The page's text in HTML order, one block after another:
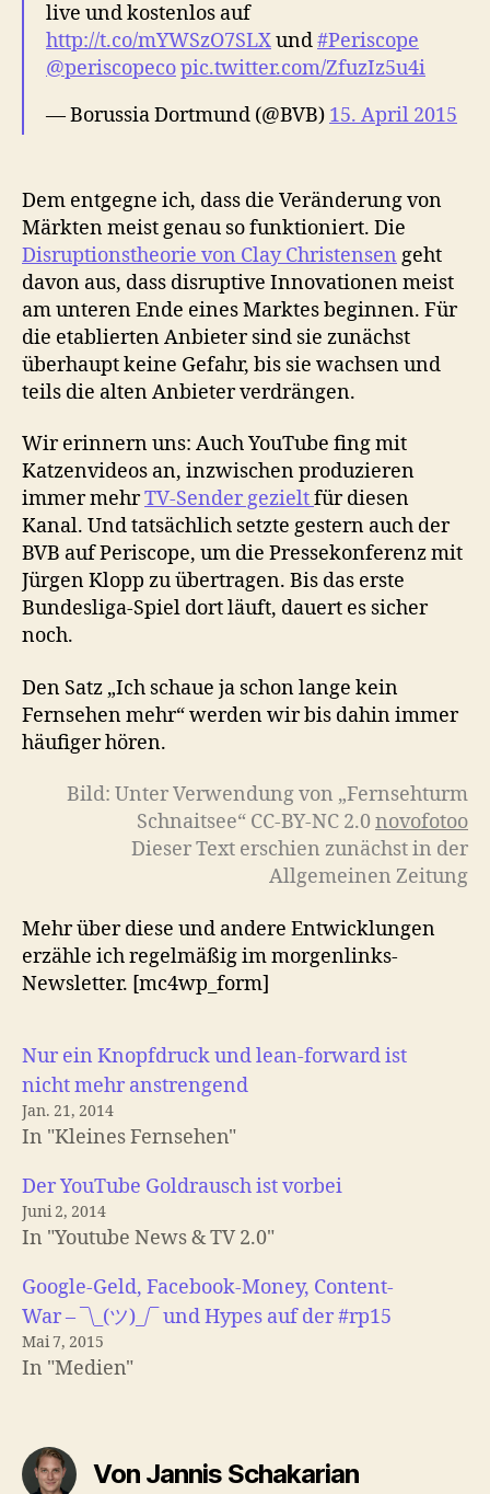
live und kostenlos auf
http://t.co/mYWSzO7SLXund#Periscope
@periscopecopic.twitter.com/ZfuzIz5u4i
— Borussia Dortmund (@BVB) 15. April 2015
Dem entgegne ich, dass die Veränderung von
Märkten meist genau so funktioniert. Die
Disruptionstheorie von Clay Christensen geht
davon aus, dass disruptive Innovationen meist
am unteren Ende eines Marktes beginnen. Für
die etablierten Anbieter sind sie zunächst
überhaupt keine Gefahr, bis sie wachsen und
teils die alten Anbieter verdrängen.
Wir erinnern uns: Auch YouTube fing mit
Katzenvideos an, inzwischen produzieren
immer mehrTV-Sender gezieltfür diesen
Kanal. Und tatsächlich setzte gestern auch der
BVB auf Periscope, um die Pressekonferenz mit
Jürgen Klopp zu übertragen. Bis das erste
Bundesliga-Spiel dort läuft, dauert es sicher
noch.
Den Satz „Ich schaue ja schon lange kein
Fernsehen mehr“ werden wir bis dahin immer
häufiger hören.
Bild: Unter Verwendung von „Fernsehturm
Schnaitsee“ CC-BY-NC 2.0novofotoo
Dieser Text erschien zunächst in der
Allgemeinen Zeitung
Mehr über diese und andere Entwicklungen
erzähle ich regelmäßig im morgenlinks-
Newsletter. [mc4wp_form]
Nur ein Knopfdruck und lean-forward ist
nicht mehr anstrengend
Jan. 21, 2014
In "Kleines Fernsehen"
Der YouTube Goldrausch ist vorbei
Juni 2, 2014
In "Youtube News & TV 2.0"
Google-Geld, Facebook-Money, Content-
War – ¯\_(ツ)_/¯ und Hypes auf der #rp15
Mai 7, 2015
In "Medien"
Von Jannis Schakarian